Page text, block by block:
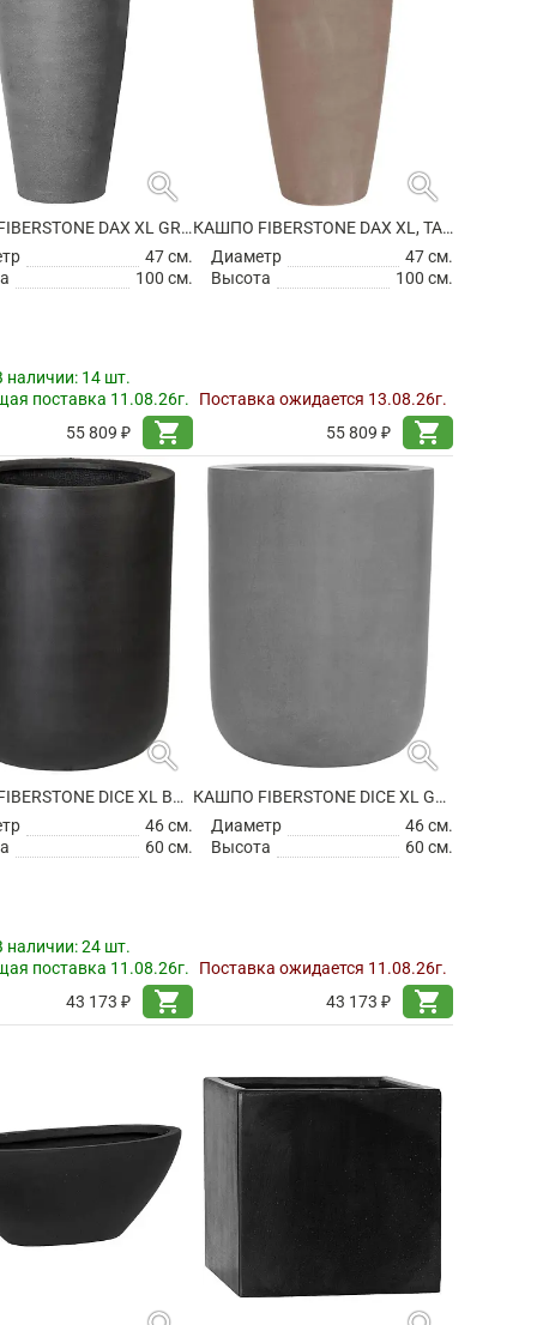
search
КАШПО FIBERSTONE DAX XL GREY
47 см.
100 см.
наличии: 14 шт.
поставка 11.08.26г.
55 809 ₽
shopping_cart
search
КАШПО FIBERSTONE DAX XL, TAUPE
Диаметр
47 см.
Высота
100 см.
Поставка ожидается 13.08.26г.
55 809 ₽
shopping_cart
search
КАШПО FIBERSTONE DICE XL BLACK
46 см.
60 см.
наличии:24 шт.
поставка 11.08.26г.
43 173 ₽
shopping_cart
search
КАШПО FIBERSTONE DICE XL GREY
Диаметр
46 см.
Высота
60 см.
Поставка ожидается 11.08.26г.
43 173 ₽
shopping_cart